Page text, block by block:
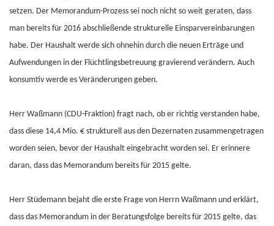
setzen. Der Memorandum-Prozess sei noch nicht so weit geraten, dass
man bereits für 2016 abschließende strukturelle Einsparvereinbarungen
habe. Der Haushalt werde sich ohnehin durch die neuen Erträge und
Aufwendungen in der Flüchtlingsbetreuung gravierend verändern. Auch
konsumtiv werde es Veränderungen geben.
Herr Waßmann (CDU-Fraktion) fragt nach, ob er richtig verstanden habe,
dass diese 14,4 Mio. € strukturell aus den Dezernaten zusammengetragen
worden seien, bevor der Haushalt eingebracht worden sei. Er erinnere
daran, dass das Memorandum bereits für 2015 gelte.
Herr Stüdemann bejaht die erste Frage von Herrn Waßmann und erklärt,
dass das Memorandum in der Beratungsfolge bereits für 2015 gelte, das